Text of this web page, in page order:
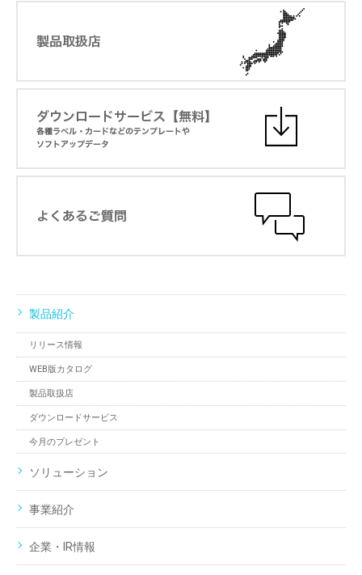
製品紹介
リリース情報
WEB版カタログ
製品取扱店
ダウンロードサービス
今月のプレゼント
ソリューション
事業紹介
企業・IR情報